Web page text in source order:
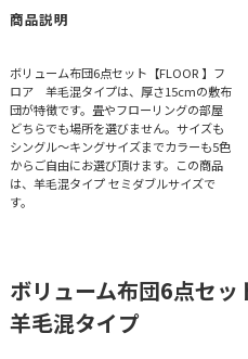
商品説明
ボリューム布団6点セット【FLOOR 】フ
ロア 羊毛混タイプは、厚さ15cmの敷布
団が特徴です。畳やフローリングの部屋
どちらでも場所を選びません。サイズも
シングル～キングサイズまでカラーも5色
からご自由にお選び頂けます。この商品
は、羊毛混タイプ セミダブルサイズで
す。
ボリューム布団6点セ
羊毛混タイプ